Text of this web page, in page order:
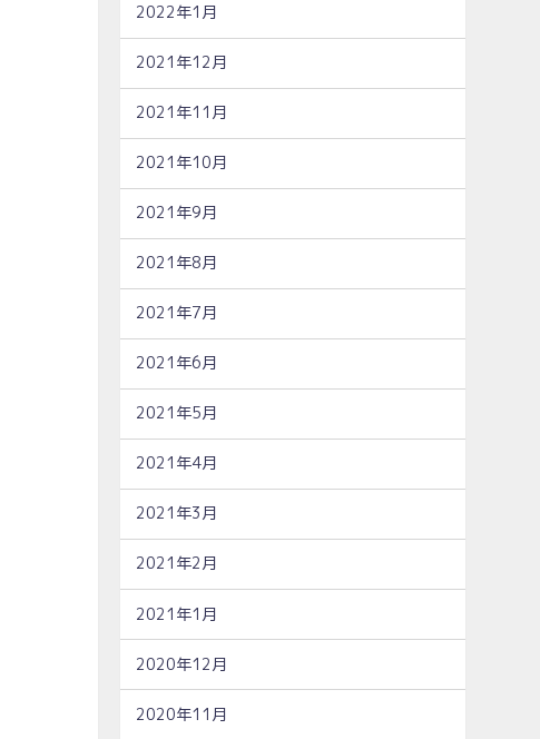
2022年1月
2021年12月
2021年11月
2021年10月
2021年9月
2021年8月
2021年7月
2021年6月
2021年5月
2021年4月
2021年3月
2021年2月
2021年1月
2020年12月
2020年11月